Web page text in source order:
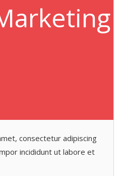
consectetur adipiscing
incididunt ut labore et